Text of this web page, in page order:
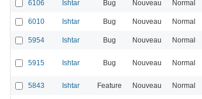
6106
Ishtar Bug Nouveau Normal
6010 Ishtar Bug Nouveau Normal
5954 Ishtar Bug Nouveau Normal
5915 Ishtar Bug Nouveau Normal
5843 Ishtar Feature Nouveau Normal